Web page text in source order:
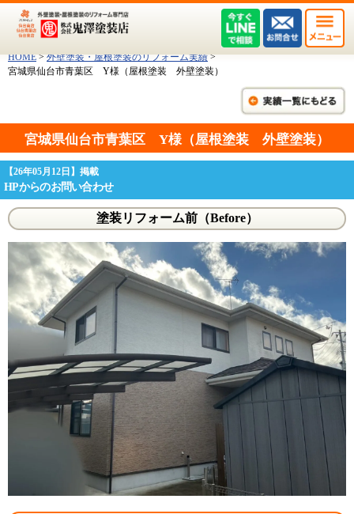
HOME > 外壁塗装・屋根塗装のリフォーム実績 >
宮城県仙台市青葉区 Y様（屋根塗装 外壁塗装）
宮城県仙台市青葉区 Y様（屋根塗装 外壁塗装）
【26年05月12日】掲載
HPからのお問い合わせ
塗装リフォーム前（Before）